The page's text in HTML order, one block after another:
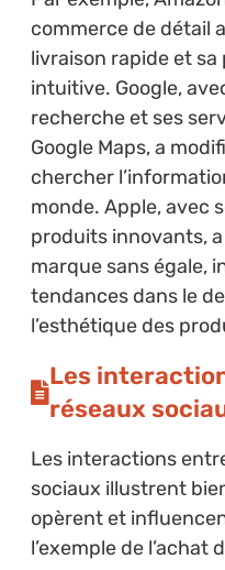
commerce de détail
livraison rapide et
intuitive. Google,
recherche et ses
Google Maps, a
chercher
monde. Apple, avec
produits innovants,
marque sans égale,
tendances dans le
l’esthétique des
Les
réseaux
Les interactions
sociaux illustrent
opèrent et
l’exemple de l’achat